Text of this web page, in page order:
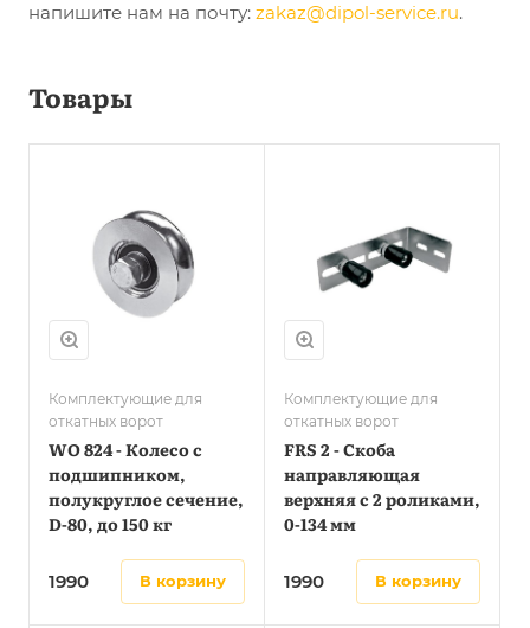
напишите нам на почту: zakaz@dipol-service.ru.
Товары
Комплектующие для
откатных ворот
WO 824 - Колесо с
подшипником,
полукруглое сечение,
D-80, до 150 кг
1990 в корзину
Комплектующие для
откатных ворот
FRS 2 - Скоба
направляющая
верхняя с 2 роликами,
0-134 мм
1990 в корзину